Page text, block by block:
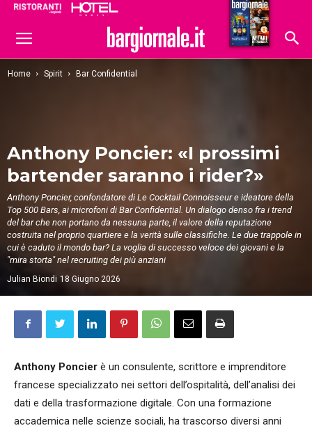
Hoteldomani
Home Spirit Bar Confidential
Anthony Poncier: «I prossimi
bartender saranno i rider?»
Anthony Poncier, confondatore di Le Cocktail Connoisseur e ideatore della
Top 500 Bars, ai microfoni di Bar Confidential. Un dialogo denso fra i trend
del bar che non portano da nessuna parte, il valore della reputazione
costruita nel proprio quartiere e la verità sulle classifiche. Le due trappole in
cui è caduto il mondo bar? La voglia di successo veloce dei giovani e la
"mira storta" nel recruiting dei più anziani
Julian Biondi 18 Giugno 2026
Anthony Poncier è un consulente, scrittore e imprenditore
francese specializzato nei settori dell’ospitalità, dell’analisi dei
dati e della trasformazione digitale. Con una formazione
accademica nelle scienze sociali, ha trascorso diversi anni